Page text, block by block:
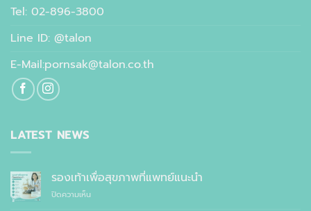
Tel: 02-896-3800
Line ID: @talon
E-Mail:pornsak@talon.co.th
LATEST NEWS
รองเท้าเพื่อสุขภาพที่แพทย์แนะนำ
ปิดความเห็นบน